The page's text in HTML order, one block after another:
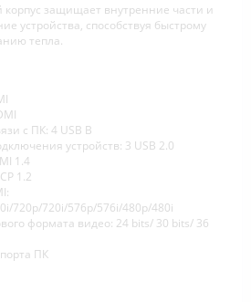
защищает внутренние части и
устройства, способствуя быстрому
тепла.
с ПК: 4 USB B
устройств: 3 USB 2.0
1.4
1.2
720p/720i/576p/576i/480p/480i
формата видео: 24 bits/ 30 bits/ 36
ПК